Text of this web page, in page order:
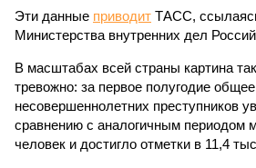
Эти данные приводит ТАСС,
Министерства внутренних дел
В масштабах всей страны картина
тревожно: за первое полугодие
несовершеннолетних преступников
сравнению с аналогичным периодом
человек и достигло отметки в 11,4